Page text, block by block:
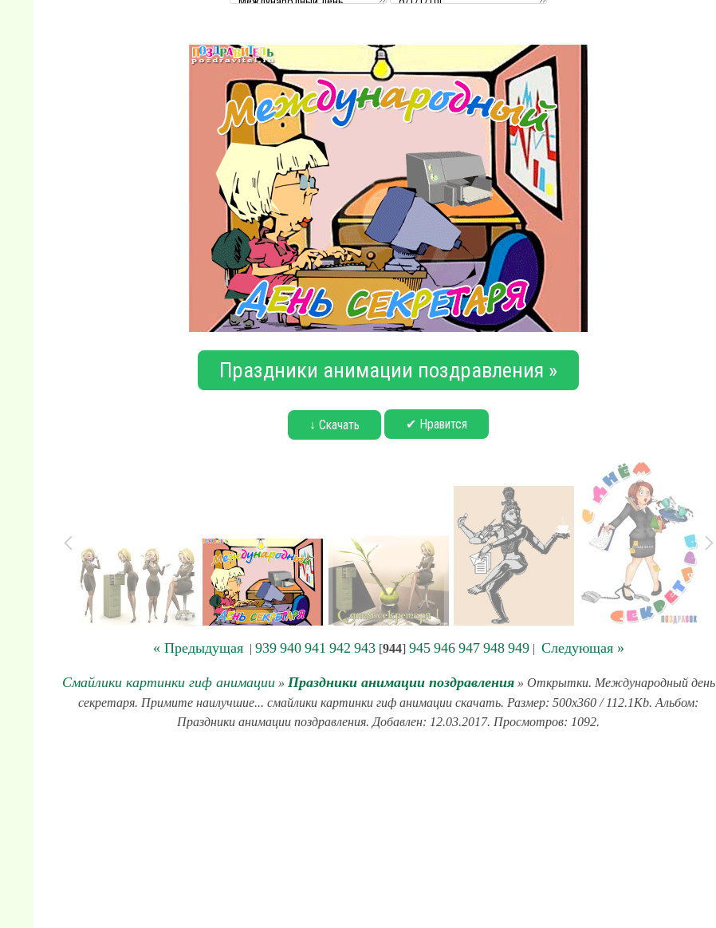
Праздники анимации поздравления »
↓ Скачать ✔ Нравится
« Предыдущая| 939 940 941 942 943[944] 945 946 947 948 949| Следующая »
Смайлики картинки гиф анимации» Праздники анимации поздравления» Открытки. Международный день
секретаря. Примите наилучшие... смайлики картинки гиф анимации скачать. Размер: 500x360 / 112.1Kb. Альбом:
Праздники анимации поздравления. Добавлен: 12.03.2017. Просмотров: 1092.